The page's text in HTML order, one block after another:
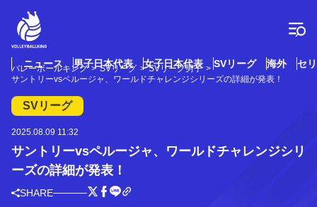
ニュース 男子日本代表 女子日本代表 SVリーグ 海外 セ
バレーボールキング SVリーグ
SVリーグ男子
サントリーvsペルージャ、ワールドチャレンジシリーズの詳細が発表！
SVリーグ
2025.08.09 11:32
サントリーvsペルージャ、ワールドチャレンジシリ
ーズの詳細が発表！
SHARE